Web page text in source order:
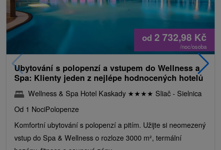
od 2 732,98 Kč
/noc/osoba
Ubytování s polopenzí a vstupem do Wellness a
Spa: Klienty jeden z nejlépe hodnocených hotelů
Wellness & Spa Hotel Kaskady ★★★★ Sliač - Sielnica
Od 1 NociPolopenze
Komfortní ubytování s polopenzí a pitím. Užijte si neomezený
vstup do Spa & Wellness o rozloze 3000 m², termální